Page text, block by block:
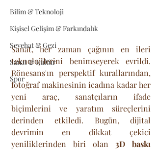
Bilim & Teknoloji
Kişisel Gelişim & Farkındalık
Seyehat & Gezi
Sanat & Kültür
Spor
Sanat, her zaman çağının en ileri
teknolojilerini benimseyerek evrildi.
Rönesans'ın perspektif kurallarından,
fotoğraf makinesinin icadına kadar her
yeni araç, sanatçıların ifade
biçimlerini ve yaratım süreçlerini
derinden etkiledi. Bugün, dijital
devrimin en dikkat çekici
yeniliklerinden biri olan 3D baskı